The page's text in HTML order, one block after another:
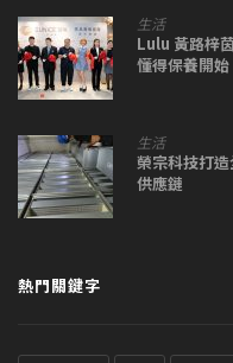
生活
Lulu 黃路梓
懂得保養開始
生活
榮宗科技打
供應鏈
熱門關鍵字